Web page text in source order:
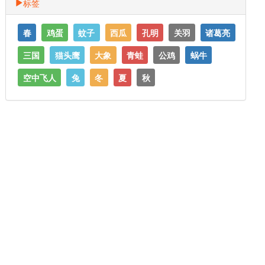
标签
春 鸡蛋 蚊子 西瓜 孔明 关羽
诸葛亮
三国
猫头鹰 大象 青蛙 公鸡
蜗牛
空中飞人
兔 冬 夏 秋